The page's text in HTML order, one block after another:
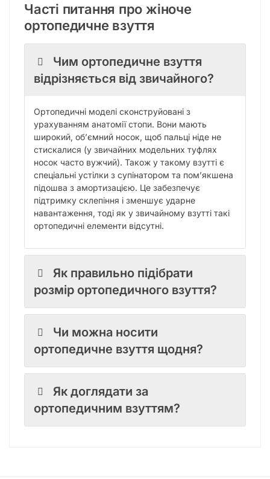
Часті питання про жіноче
ортопедичне взуття
Чим ортопедичне взуття
відрізняється від звичайного?
Ортопедичні моделі сконструйовані з
урахуванням анатомії стопи. Вони мають
широкий, об’ємний носок, щоб пальці ніде не
стискалися (у звичайних модельних туфлях
носок часто вужчий). Також у такому взутті є
спеціальні устілки з супінатором та пом’якшена
підошва з амортизацією. Це забезпечує
підтримку склепіння і зменшує ударне
навантаження, тоді як у звичайному взутті такі
ортопедичні елементи відсутні.
Як правильно підібрати
розмір ортопедичного взуття?
Чи можна носити
ортопедичне взуття щодня?
Як доглядати за
ортопедичним взуттям?